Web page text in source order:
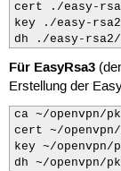
cert ./easy-
key ./easy-
dh ./easy-rsa2/
Für EasyRsa3
Erstellung der
ca ~/openvpn/
cert ~/
key ~/
dh ~/openvpn/